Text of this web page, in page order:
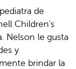
de
Children's
Nelson le gusta
y
brindar la